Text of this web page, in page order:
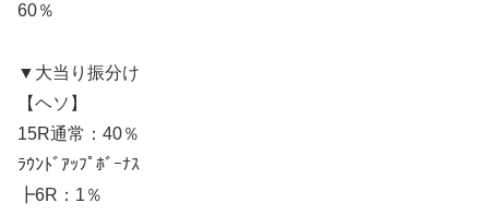
60％
▼大当り振分け
【ヘソ】
15R通常：40％
ﾗｳﾝﾄﾞｱｯﾌﾟﾎﾞｰﾅｽ
┣6R：1％